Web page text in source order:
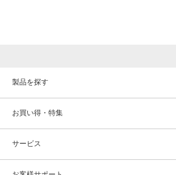
製品を探す
お買い得・特集
サービス